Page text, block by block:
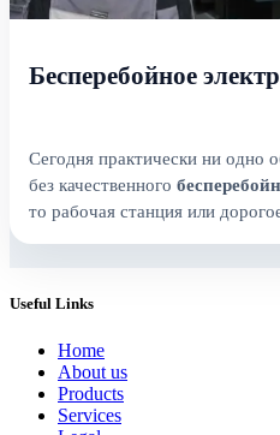
Бесперебойное
Сегодня практически ни одно
без качественного
то рабочая станция или
Useful Links
Home
About us
Products
Services